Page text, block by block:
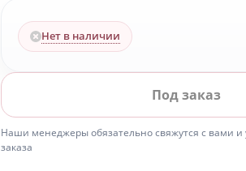
Нет в наличии
Под заказ
Наши менеджеры обязательно свяжутся с вами и
заказа